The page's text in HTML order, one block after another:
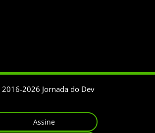
2026 Jornada do Dev
Assine